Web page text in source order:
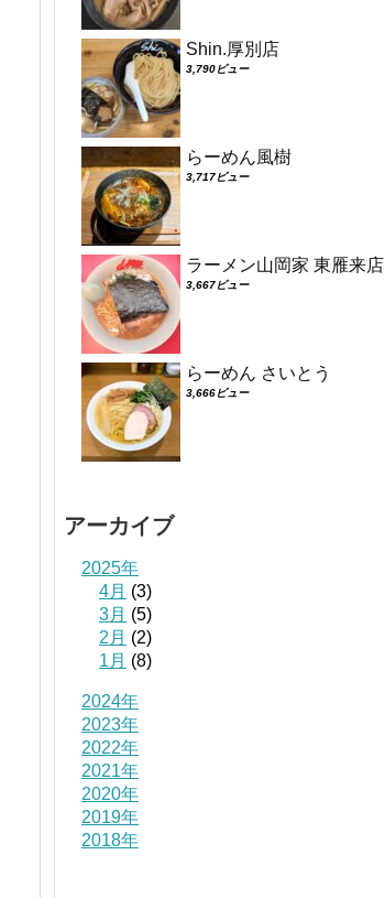
Shin.厚別店
3,790ビュー
らーめん風樹
3,717ビュー
ラーメン山岡家 東雁来店
3,667ビュー
らーめん さいとう
3,666ビュー
アーカイブ
2025年
4月 (3)
3月 (5)
2月 (2)
1月 (8)
2024年
2023年
2022年
2021年
2020年
2019年
2018年